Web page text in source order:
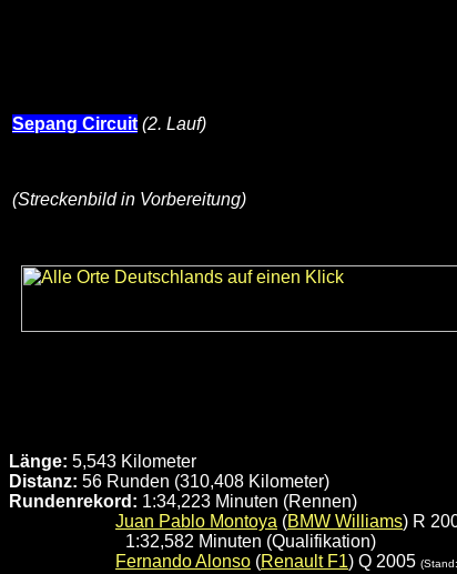
Sepang Circuit (2. Lauf)
(Streckenbild in Vorbereitung)
Länge: 5,543 Kilometer
Distanz: 56 Runden (310,408 Kilometer)
Rundenrekord: 1:34,223 Minuten (Rennen)
Juan Pablo Montoya (BMW Williams) R
1:32,582 Minuten (Qualifikation)
Fernando Alonso (Renault F1) Q 2005